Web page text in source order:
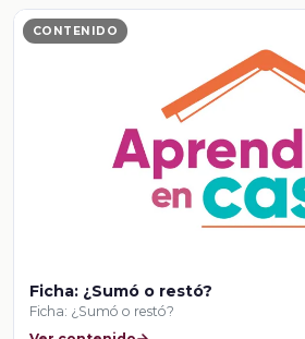
CONTENIDO
Ficha: ¿Sumó o restó?
Ficha: ¿Sumó o restó?